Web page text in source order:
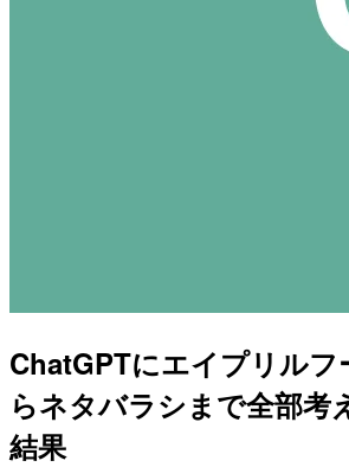
ChatGPTにエイプリル
らネタバラシまで全部考
結果